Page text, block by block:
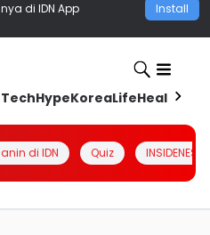
di IDN App Install
TechHypeKoreaLifeHealth
di IDN Quiz INSIDENESIA